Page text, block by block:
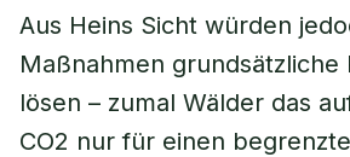
Aus Heins Sicht würden
Maßnahmen
lösen – zumal Wälder das
CO2 nur für einen